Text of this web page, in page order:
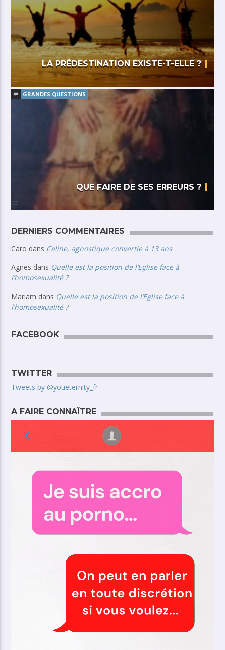
LA PRÉDESTINATION EXISTE-T-ELLE ?
GRANDES QUESTIONS
QUE FAIRE DE SES ERREURS ?
DERNIERS COMMENTAIRES
Caro dans Celine, agnostique convertie à 13 ans
Agnes dans Quelle est la position de l’Eglise face à
l’homosexualité ?
Mariam dans Quelle est la position de l’Eglise face à
l’homosexualité ?
FACEBOOK
TWITTER
Tweets by @youeternity_fr
A FAIRE CONNAÎTRE